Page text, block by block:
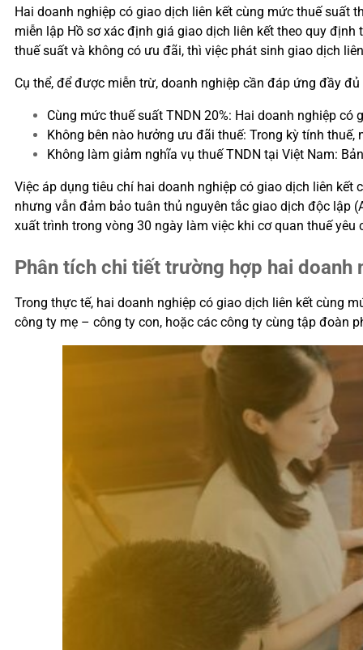
Hai doanh nghiệp có giao dịch liên kết cùng mức thuế suất
miễn lập Hồ sơ xác định giá giao dịch liên kết theo quy
thuế suất và không có ưu đãi, thì việc phát sinh giao dịch
Cụ thể, để được miễn trừ, doanh nghiệp cần đáp ứng đầy
Cùng mức thuế suất TNDN 20%: Hai doanh nghiệp
Không bên nào hưởng ưu đãi thuế: Trong kỳ tính
Không làm giảm nghĩa vụ thuế TNDN tại Việt Nam:
Việc áp dụng tiêu chí hai doanh nghiệp có giao dịch liên
nhưng vẫn đảm bảo tuân thủ nguyên tắc giao dịch độc lập
xuất trình trong vòng 30 ngày làm việc khi cơ quan thuế yêu
Phân tích chi tiết trường hợp hai doanh
Trong thực tế, hai doanh nghiệp có giao dịch liên kết cùng
công ty mẹ – công ty con, hoặc các công ty cùng tập đoàn